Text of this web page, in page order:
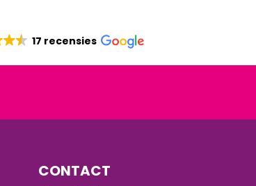
17 recensies
CONTACT